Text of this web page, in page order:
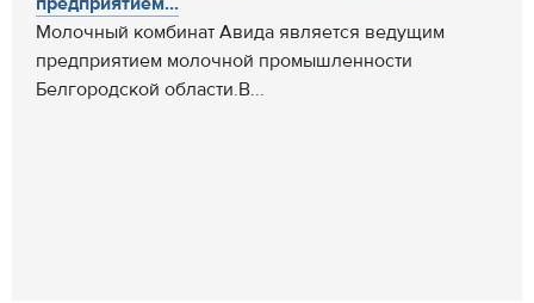
Молочный комбинат Авида является ведущим
предприятием молочной промышленности
Белгородской области.В...